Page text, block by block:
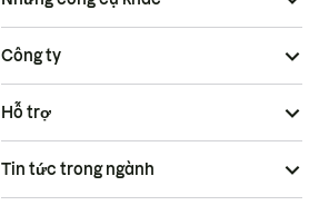
Công ty
Hỗ trợ
Tin tức trong ngành